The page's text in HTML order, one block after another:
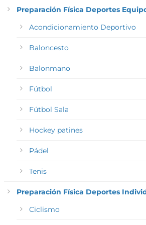
Preparación Física Deportes
Acondicionamiento Deportivo
Baloncesto
Balonmano
Fútbol
Fútbol Sala
Hockey patines
Pádel
Tenis
Preparación Física Deportes
Ciclismo